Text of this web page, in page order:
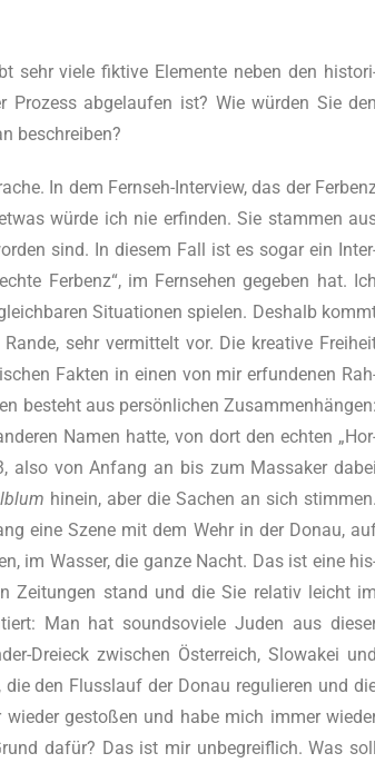
sehr vie­le fik­ti­ve Ele­men­te neben den
Pro­zess abge­lau­fen ist? Wie würden Sie den
beschreiben?
In dem Fern­seh-Inter­view, das der
würde ich nie erfin­den. Sie stam­men
sind. In die­sem Fall ist es sogar ein
Fer­benz“, im Fern­se­hen gege­ben hat. Ich
Situa­tio­nen spie­len. Des­halb
sehr ver­mit­telt vor. Die krea­ti­ve
Fak­ten in einen von mir erfun­de­nen
besteht aus persönlichen Zusammenhängen:
Namen hat­te, von dort den ech­ten
also von Anfang an bis zum Mas­sa­ker dabei
hin­ein, aber die Sachen an sich stim­men.
eine Sze­ne mit dem Wehr in der Donau,
im Was­ser, die gan­ze Nacht. Das ist eine
Zei­tun­gen stand und die Sie rela­tiv leicht im
Man hat sound­so­vie­le Juden aus
Dreieck zwi­schen Österreich, Slo­wa­kei und
den Fluss­lauf der Donau regu­lie­ren und
gesto­ßen und habe mich immer
dafür? Das ist mir unbe­greif­lich. Was soll